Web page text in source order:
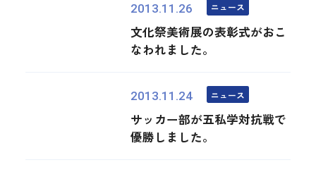
2013.11.26 ニュース
文化祭美術展の表彰式がおこ
なわれました。
2013.11.24 ニュース
サッカー部が五私学対抗戦で
優勝しました。